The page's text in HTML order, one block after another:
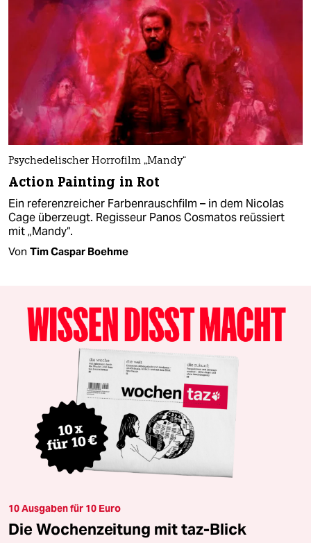
Psychedelischer Horrofilm „Mandy“
Action Painting in Rot
Ein referenzreicher Farbenrauschfilm – in dem Nicolas
Cage überzeugt. Regisseur Panos Cosmatos reüssiert
mit „Mandy“.
Von Tim Caspar Boehme
10 Ausgaben für 10 Euro
Die Wochenzeitung mit taz-Blick